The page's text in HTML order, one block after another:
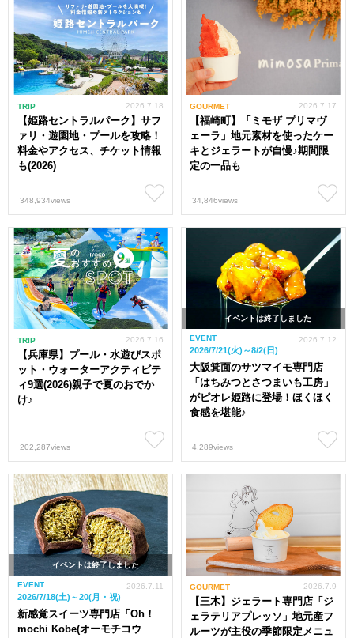
TRIP
【姫路セントラルパーク】サフ
ァリ・遊園地・プールを攻略！
料金やアクセス、チケット情報
も(2026)
2026.7.18
348,934views
GOURMET
【福崎町】「ミモザ プリマヴ
ェーラ」地元素材を使ったケー
キとジェラートが自慢♪期間限
定の一品も
2026.7.17
34,846views
TRIP
【兵庫県】プール・水遊びスポ
ット・ウォーターアクティビテ
ィ9選(2026)親子で夏のおでか
け♪
2026.7.16
202,287views
イベントは終了しました
EVENT
2026/7/21(火)～8/2(日)
大阪箕面のサツマイモ専門店
「はちみつとさつまいも工房」
がピオレ姫路に登場！ほくほく
食感を堪能♪
2026.7.12
4,289views
イベントは終了しました
EVENT
2026/7/18(土)～20(月・祝)
新感覚スイーツ専門店「Oh！
mochi Kobe(オーモチコウ
2026.7.11 GOURMET
【三木】ジェラート専門店「ジ
ェラテリアプレッソ」地元産フ
ルーツが主役の季節限定メニュ
2026.7.9